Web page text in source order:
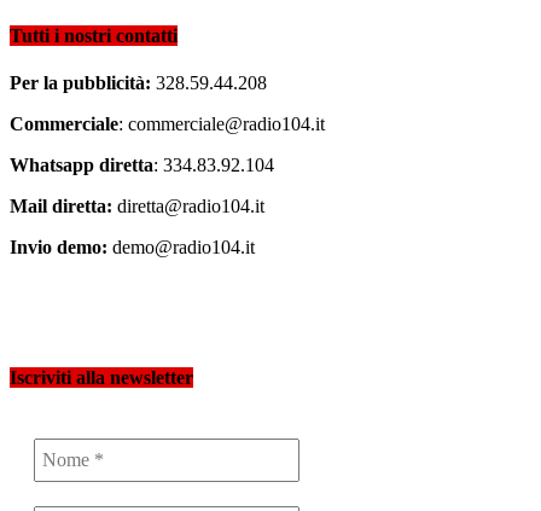
Tutti i nostri contatti
Per la pubblicità: 328.59.44.208
Commerciale: commerciale@radio104.it
Whatsapp diretta: 334.83.92.104
Mail diretta: diretta@radio104.it
Invio demo: demo@radio104.it
Iscriviti alla newsletter